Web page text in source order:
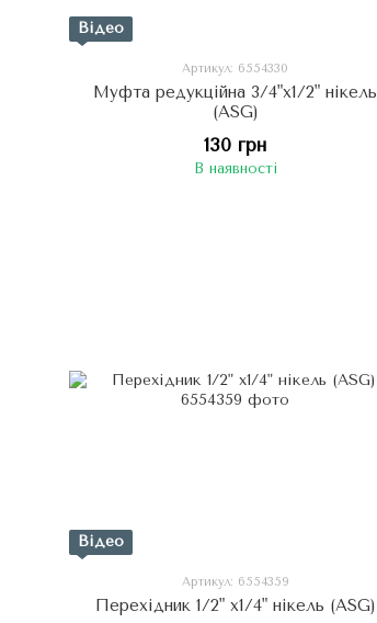
Відео
Артикул: 6554330
Муфта редукційна 3/4"х1/2" нікель
(ASG)
130 грн
В наявності
Відео
Артикул: 6554359
Перехідник 1/2" х1/4" нікель (ASG)